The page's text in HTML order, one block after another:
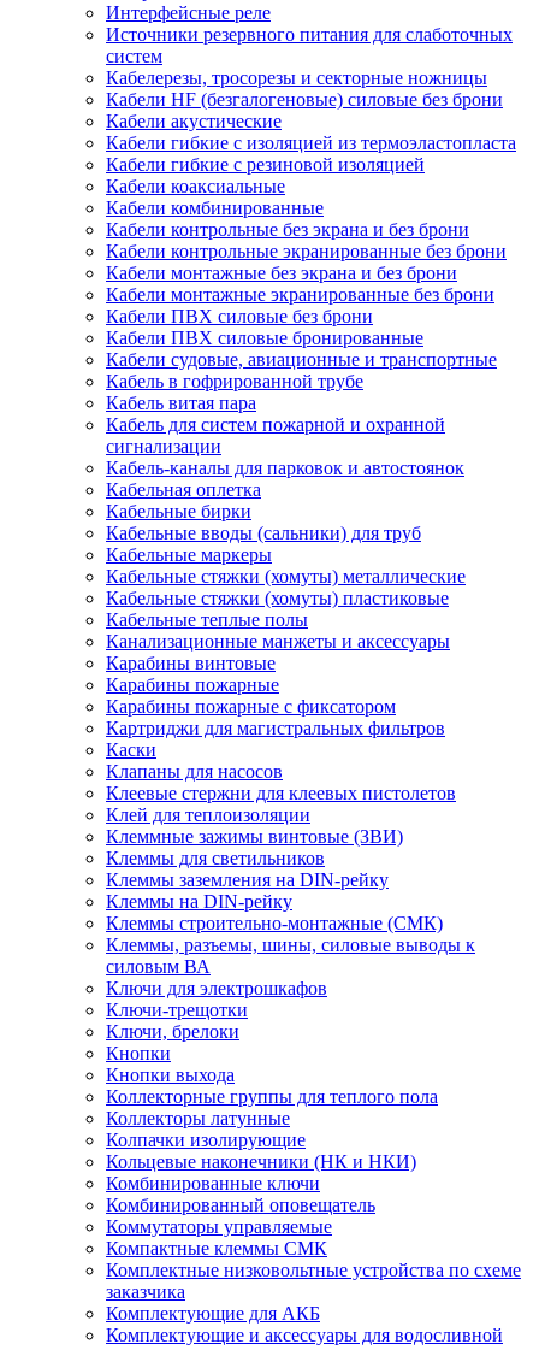
Интерфейсные реле
Источники резервного питания для слаботочных
систем
Кабелерезы, тросорезы и секторные ножницы
Кабели HF (безгалогеновые) силовые без брони
Кабели акустические
Кабели гибкие с изоляцией из термоэластопласта
Кабели гибкие с резиновой изоляцией
Кабели коаксиальные
Кабели комбинированные
Кабели контрольные без экрана и без брони
Кабели контрольные экранированные без брони
Кабели монтажные без экрана и без брони
Кабели монтажные экранированные без брони
Кабели ПВХ силовые без брони
Кабели ПВХ силовые бронированные
Кабели судовые, авиационные и транспортные
Кабель в гофрированной трубе
Кабель витая пара
Кабель для систем пожарной и охранной
сигнализации
Кабель-каналы для парковок и автостоянок
Кабельная оплетка
Кабельные бирки
Кабельные вводы (сальники) для труб
Кабельные маркеры
Кабельные стяжки (хомуты) металлические
Кабельные стяжки (хомуты) пластиковые
Кабельные теплые полы
Канализационные манжеты и аксессуары
Карабины винтовые
Карабины пожарные
Карабины пожарные с фиксатором
Картриджи для магистральных фильтров
Каски
Клапаны для насосов
Клеевые стержни для клеевых пистолетов
Клей для теплоизоляции
Клеммные зажимы винтовые (ЗВИ)
Клеммы для светильников
Клеммы заземления на DIN-рейку
Клеммы на DIN-рейку
Клеммы строительно-монтажные (СМК)
Клеммы, разъемы, шины, силовые выводы к
силовым ВА
Ключи для электрошкафов
Ключи-трещотки
Ключи, брелоки
Кнопки
Кнопки выхода
Коллекторные группы для теплого пола
Коллекторы латунные
Колпачки изолирующие
Кольцевые наконечники (НК и НКИ)
Комбинированные ключи
Комбинированный оповещатель
Коммутаторы управляемые
Компактные клеммы СМК
Комплектные низковольтные устройства по схеме
заказчика
Комплектующие для АКБ
Комплектующие и аксессуары для водосливной